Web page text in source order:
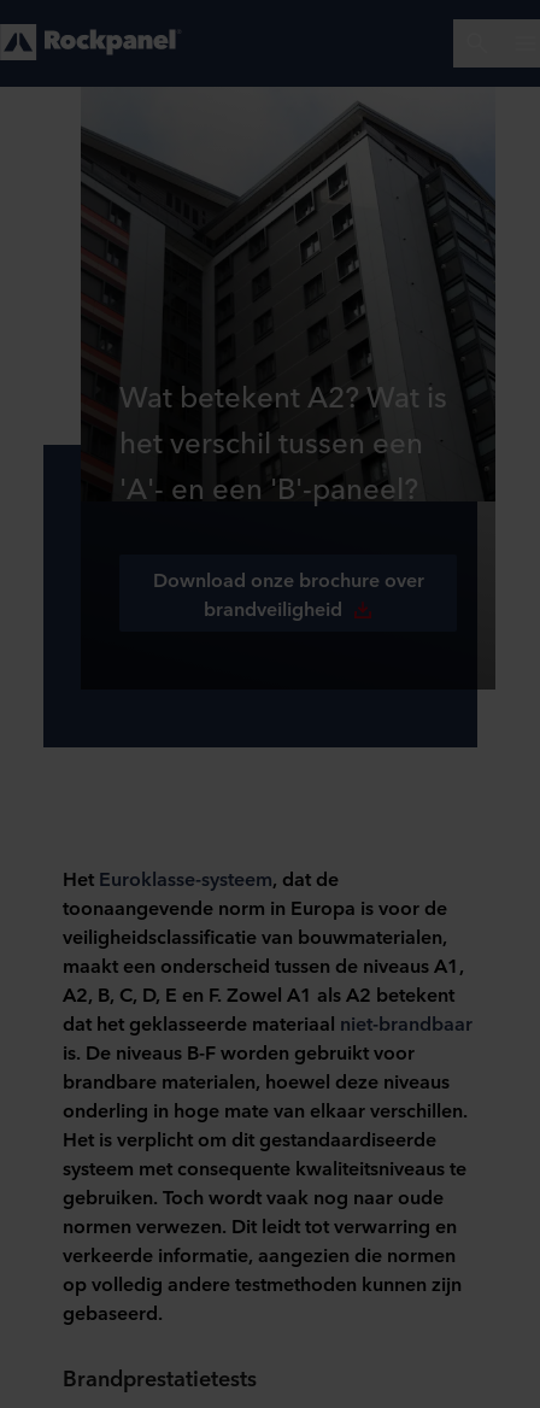
Wat betekent A2? Wat is
het verschil tussen een
'A'- en een 'B'-paneel?
Download onze brochure over
brandveiligheid
Het Euroklasse-systeem, dat de
toonaangevende norm in Europa is voor de
veiligheidsclassificatie van bouwmaterialen,
maakt een onderscheid tussen de niveaus A1,
A2, B, C, D, E en F. Zowel A1 als A2 betekent
dat het geklasseerde materiaal niet-brandbaar
is. De niveaus B-F worden gebruikt voor
brandbare materialen, hoewel deze niveaus
onderling in hoge mate van elkaar verschillen.
Het is verplicht om dit gestandaardiseerde
systeem met consequente kwaliteitsniveaus te
gebruiken. Toch wordt vaak nog naar oude
normen verwezen. Dit leidt tot verwarring en
verkeerde informatie, aangezien die normen
op volledig andere testmethoden kunnen zijn
gebaseerd.
Brandprestatietests